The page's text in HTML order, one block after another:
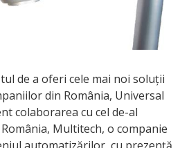
de a oferi cele mai noi soluții
din România, Universal
colaborarea cu cel de-al
Multitech, o companie